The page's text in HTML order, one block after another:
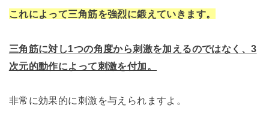
これによって三角筋を強烈に鍛えていきます。
三角筋に対し1つの角度から刺激を加えるのではなく、3
次元的動作によって刺激を付加。
非常に効果的に刺激を与えられますよ。